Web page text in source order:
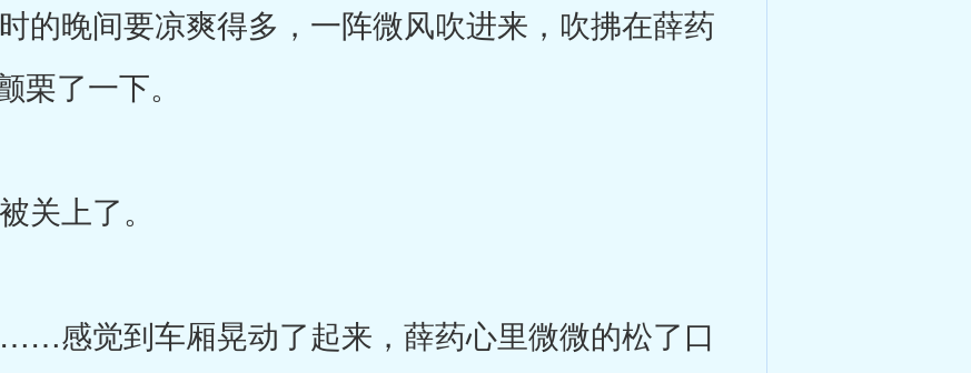
的晚间要凉爽得多，一阵微风吹进来，吹拂在薛药
栗了一下。
关上了。
感觉到车厢晃动了起来，薛药心里微微的松了口